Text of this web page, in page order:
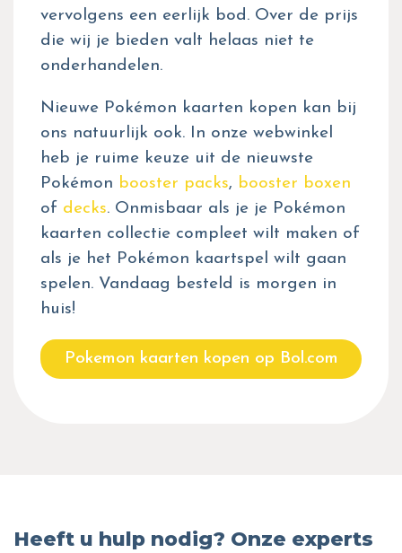
vervolgens een eerlijk bod. Over de prijs
die wij je bieden valt helaas niet te
onderhandelen.
Nieuwe Pokémon kaarten kopen kan bij
ons natuurlijk ook. In onze webwinkel
heb je ruime keuze uit de nieuwste
Pokémon booster packs, booster boxen
of decks. Onmisbaar als je je Pokémon
kaarten collectie compleet wilt maken of
als je het Pokémon kaartspel wilt gaan
spelen. Vandaag besteld is morgen in
huis!
Pokemon kaarten kopen op Bol.com
Heeft u hulp nodig? Onze experts